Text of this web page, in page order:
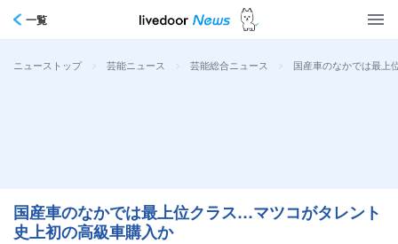
一覧
ニューストップ > 芸能ニュース > 芸能総合ニュース > 国産車のなかでは最上
国産車のなかでは最上位クラス…マツコがタレント
史上初の高級車購入か